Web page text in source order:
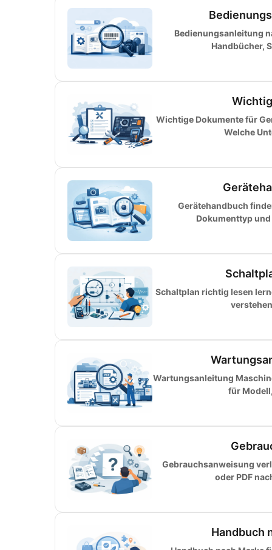
Bedienungsanleitung
Handbücher,
Wichtige Dokumente für
Welche
Gerätehandbuch
Dokumenttyp
Schaltplan richtig lesen
Wartungsanleitung
für
Gebrauchsanweisung
oder PDF
Handbuch